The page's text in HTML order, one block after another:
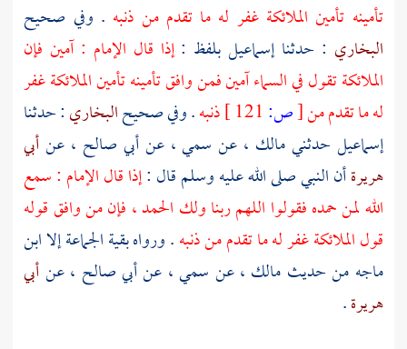
تأمينه تأمين الملائكة غفر له ما تقدم من ذنبه . وفي صحيح
البخاري : حدثناإسماعيل بلفظ :إذا قال الإمام : آمين فإن
الملائكة تقول في السماء آمين فمن وافق تأمينه تأمين الملائكة غفر
له ما تقدم من[ص: ذنبه. وفي صحيحالبخاري: حدثنا
إسماعيل حدثنيمالك ، عن سمي، عنأبي صالح ، عنأبي
هريرةأن النبي صلى الله عليه وسلم قال :إذا قال الإمام : سمع
الله لمن حمده فقولوا اللهم ربنا ولك الحمد ، فإن من وافق قوله
قول الملائكة غفر له ما تقدم من ذنبه. ورواه بقية الجماعة إلاابن
ماجه من حديث مالك ، عن سمي، عنأبي صالح ، عنأبي
هريرة.